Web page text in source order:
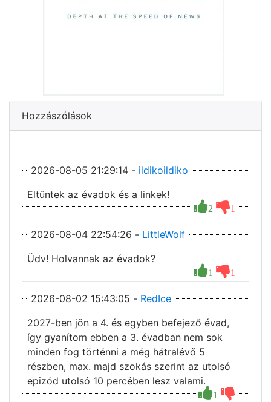
Hozzászólások
2026-08-05 21:29:14 - ildikoildiko
2 1
Eltüntek az évadok és a linkek!
2026-08-04 22:54:26 - LittleWolf
1 1
Üdv! Holvannak az évadok?
2026-08-02 15:43:05 - RedIce
1
2027-ben jön a 4. és egyben befejező évad,
így gyanítom ebben a 3. évadban nem sok
minden fog történni a még hátralévő 5
részben, max. majd szokás szerint az utolsó
epizód utolsó 10 percében lesz valami.